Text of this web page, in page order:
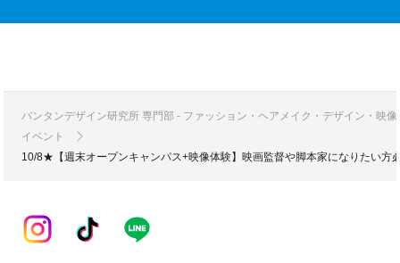
バンタンデザイン研究所 専門部 - ファッション・ヘアメイク・デザイン・映
イベント
10/8★【週末オープンキャンパス+映像体験】映画監督や脚本家になりたい方